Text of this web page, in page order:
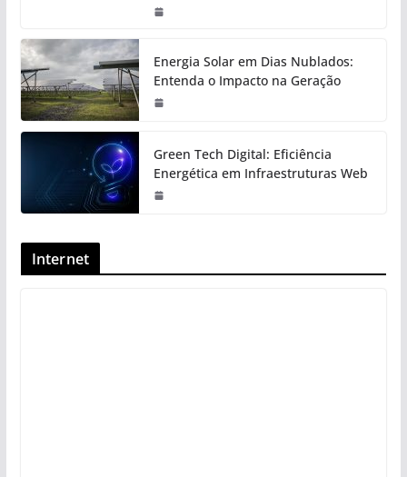
Energia Solar em Dias Nublados:
Entenda o Impacto na Geração
Green Tech Digital: Eficiência
Energética em Infraestruturas Web
Internet